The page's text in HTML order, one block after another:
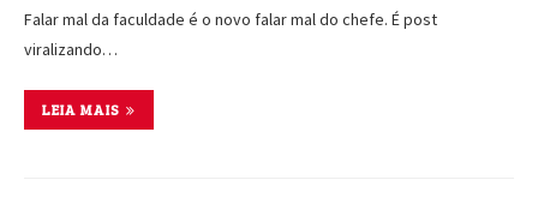
Falar mal da faculdade é o novo falar mal do chefe. É post
viralizando…
LEIA MAIS